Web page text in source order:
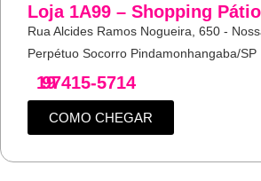
Loja 1A99 – Shopping
Rua Alcides Ramos Nogueira, 650 -
Perpétuo Socorro Pindamonhangaba/SP
19
97415-5714
COMO CHEGAR